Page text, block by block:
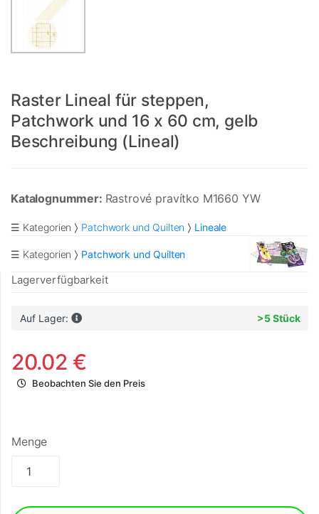
Raster Lineal für steppen,
Patchwork und 16 x 60 cm, gelb
Beschreibung (Lineal)
Katalognummer: Rastrové pravítko M1660 YW
☰ Kategorien Patchwork und Quilten Lineale
☰ Kategorien Patchwork und Quilten
Lagerverfügbarkeit
Auf Lager: >5 Stück
20.02 €
Beobachten Sie den Preis
Menge